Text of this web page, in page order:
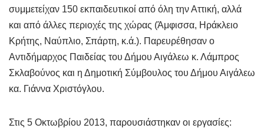
συμμετείχαν 150 εκπαιδευτικοί από όλη την Αττική, αλλά
και από άλλες περιοχές της χώρας (Άμφισσα, Ηράκλειο
Κρήτης, Ναύπλιο, Σπάρτη, κ.ά.). Παρευρέθησαν ο
Αντιδήμαρχος Παιδείας του Δήμου Αιγάλεω κ. Λάμπρος
Σκλαβούνος και η Δημοτική Σύμβουλος του Δήμου Αιγάλεω
κα. Γιάννα Χριστόγλου.
Στις 5 Οκτωβρίου 2013, παρουσιάστηκαν οι εργασίες: